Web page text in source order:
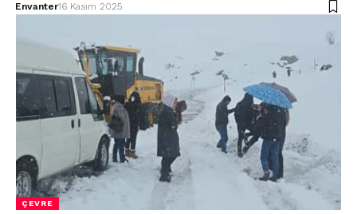
Envanter16 Kasım 2025
ÇEVRE